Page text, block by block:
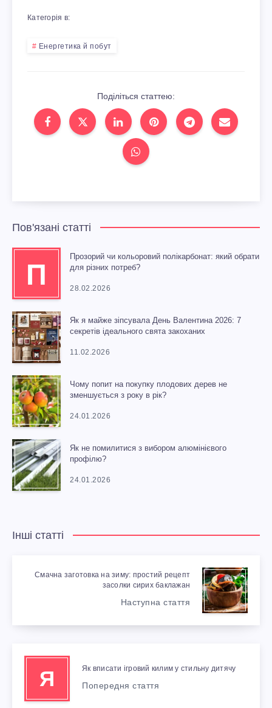
Категорія в:
Енергетика й побут
Поділіться статтею:
Пов'язані статті
П
Прозорий чи кольоровий полікарбонат: який обрати
для різних потреб?
28.02.2026
Як я майже зіпсувала День Валентина 2026: 7
секретів ідеального свята закоханих
11.02.2026
Чому попит на покупку плодових дерев не
зменшується з року в рік?
24.01.2026
Як не помилитися з вибором алюмінієвого
профілю?
24.01.2026
Інші статті
Смачна заготовка на зиму: простий рецепт
засолки сирих баклажан
Наступна стаття
Я Як вписати ігровий килим у стильну дитячу
Попередня стаття